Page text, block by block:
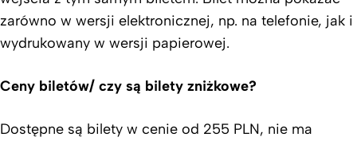
zarówno w wersji elektronicznej, np. na telefonie, jak i
wydrukowany w wersji papierowej.
Ceny biletów/ czy są bilety zniżkowe?
Dostępne są bilety w cenie od 255 PLN, nie ma